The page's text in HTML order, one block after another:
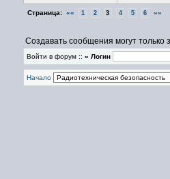
Страница: «« 1 2 3 4 5 6 »»
Создавать сообщения могут только
Войти в форум :: » Логин
Начало